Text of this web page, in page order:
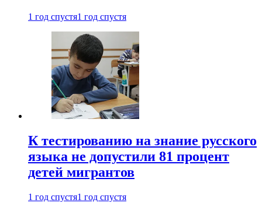
1 год спустя1 год спустя
К тестированию на знание русского
языка не допустили 81 процент
детей мигрантов
1 год спустя1 год спустя